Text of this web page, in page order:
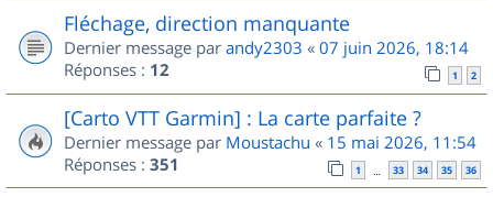
Fléchage, direction manquante
Dernier message par andy2303 « 07 juin 2026, 18:14
Réponses : 12 1 2
[Carto VTT Garmin] : La carte parfaite ?
Dernier message par Moustachu « 15 mai 2026, 11:54
Réponses : 351 1 … 33 34 35 36